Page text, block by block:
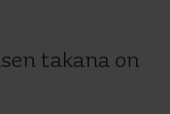
takana on